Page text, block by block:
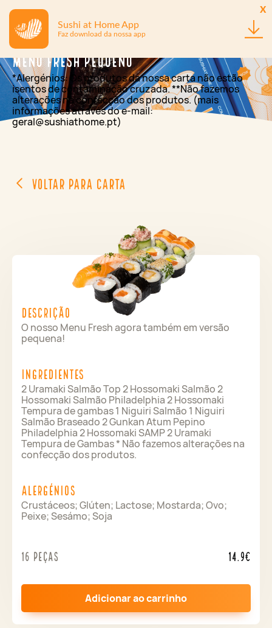
Menu Fresh Pequeno
*Alergénios: Os produtos da nossa carta não estão
isentos de contaminação cruzada. **Não fazemos
alterações na confecção dos produtos. (mais
informações através do e-mail:
geral@sushiathome.pt)
Voltar para Carta
Descrição
O nosso Menu Fresh agora também em versão
pequena!
Ingredientes
2 Uramaki Salmão Top 2 Hossomaki Salmão 2
Hossomaki Salmão Philadelphia 2 Hossomaki
Tempura de gambas 1 Niguiri Salmão 1 Niguiri
Salmão Braseado 2 Gunkan Atum Pepino
Philadelphia 2 Hossomaki SAMP 2 Uramaki
Tempura de Gambas * Não fazemos alterações na
confecção dos produtos.
Alergénios
Crustáceos; Glúten; Lactose; Mostarda; Ovo;
Peixe; Sesámo; Soja
16 peças 14.9€
Adicionar ao carrinho
Sushi at Home App
Faz download da nossa app
x